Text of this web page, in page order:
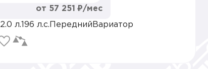
от 57 251 ₽/мес
2.0 л. 196 л.с. Передний Вариатор